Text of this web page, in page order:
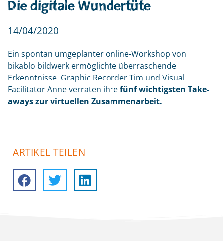
Die digitale Wundertüte
14/04/2020
Ein spontan umgeplanter online-Workshop von
bikablo bildwerk ermöglichte überraschende
Erkenntnisse. Graphic Recorder Tim und Visual
Facilitator Anne verraten ihrefünf wichtigsten Take-
aways zur virtuellen Zusammenarbeit.
ARTIKEL TEILEN